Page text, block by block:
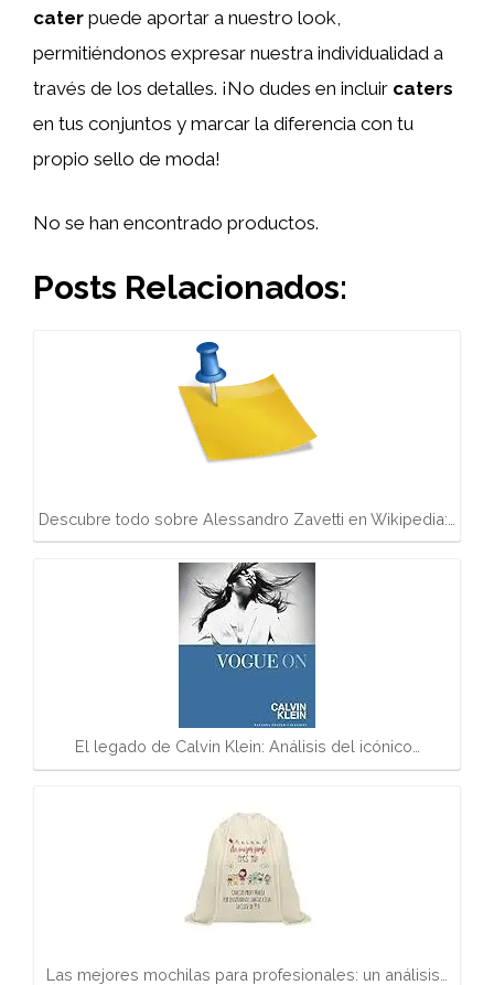
cater puede aportar a nuestro look,
permitiéndonos expresar nuestra individualidad a
través de los detalles. ¡No dudes en incluir caters
en tus conjuntos y marcar la diferencia con tu
propio sello de moda!
No se han encontrado productos.
Posts Relacionados:
Descubre todo sobre Alessandro Zavetti en Wikipedia:…
El legado de Calvin Klein: Análisis del icónico…
Las mejores mochilas para profesionales: un análisis…